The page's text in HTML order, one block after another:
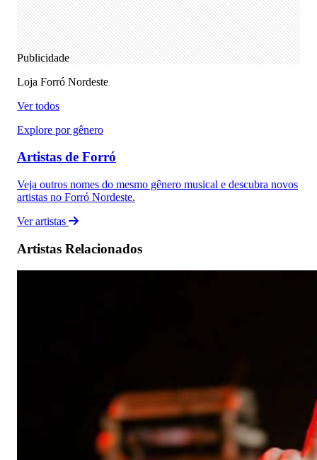
Publicidade
Loja Forró Nordeste
Ver todos
Explore por gênero
Artistas de Forró
Veja outros nomes do mesmo gênero musical e descubra novos
artistas no Forró Nordeste.
Ver artistas
Artistas Relacionados